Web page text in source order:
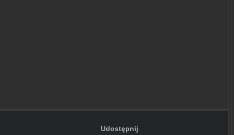
Udostępnij